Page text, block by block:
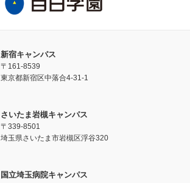
新宿キャンパス
〒161-8539
東京都新宿区中落合4-31-1
さいたま岩槻キャンパス
〒339-8501
埼玉県さいたま市岩槻区浮谷320
国立埼玉病院キャンパス